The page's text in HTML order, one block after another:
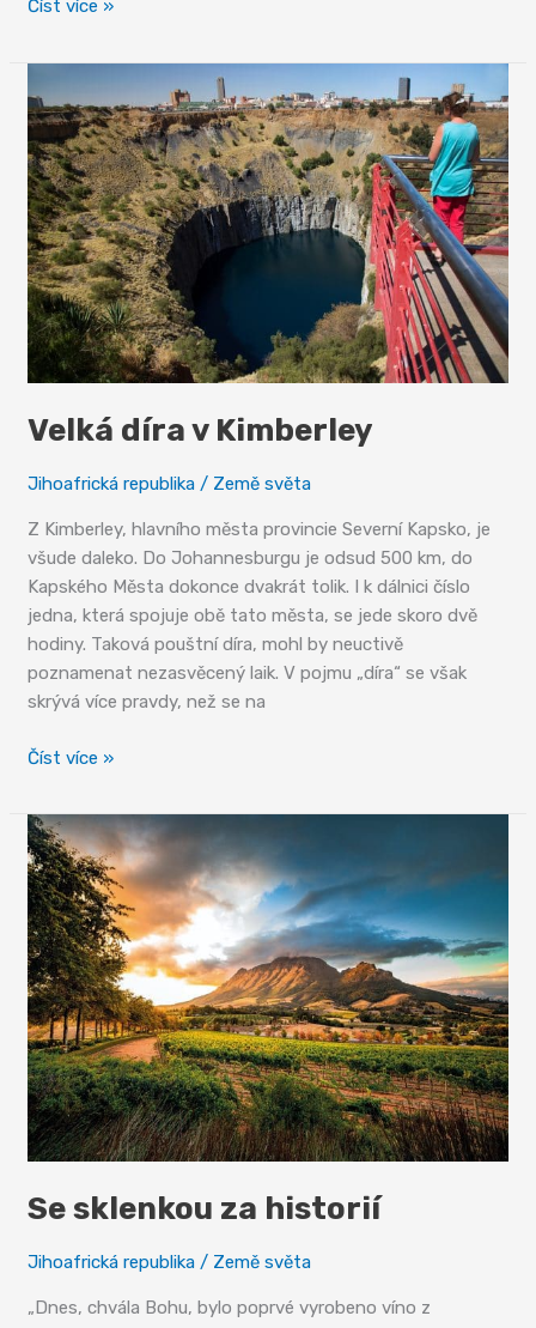
Návštěvou
pštrosů
Číst více »
Velká díra v Kimberley
Jihoafrická republika / Země světa
Z Kimberley, hlavního města provincie Severní Kapsko, je
všude daleko. Do Johannesburgu je odsud 500 km, do
Kapského Města dokonce dvakrát tolik. I k dálnici číslo
jedna, která spojuje obě tato města, se jede skoro dvě
hodiny. Taková pouštní díra, mohl by neuctivě
poznamenat nezasvěcený laik. V pojmu „díra“ se však
skrývá více pravdy, než se na
Velká
v
Kimberley
Číst více »
Se sklenkou za historií
Jihoafrická republika / Země světa
„Dnes, chvála Bohu, bylo poprvé vyrobeno víno z